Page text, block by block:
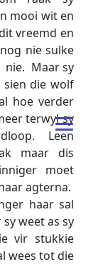
mooi wit en
vreemd en
nie sulke
nie. Maar sy
die wolf
hoe verder
terwyl sy
Leen
maar dis
moet
agterna.
haar sal
weet as sy
vir stukkie
wees tot die